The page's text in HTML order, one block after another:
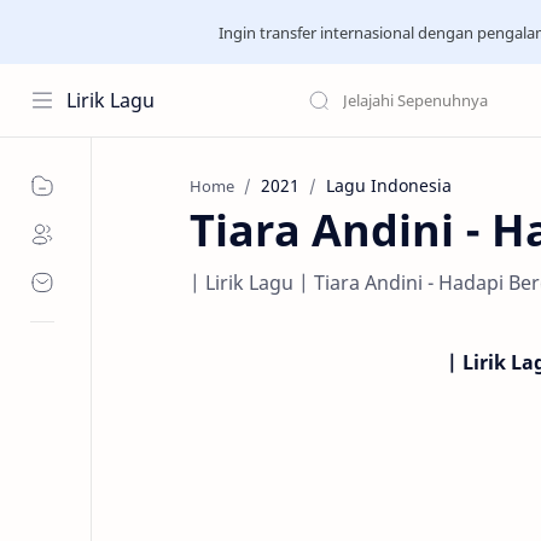
Ingin transfer internasional dengan
Lirik Lagu
Home 2021 Lagu Indonesia
Tiara Andini -
| Lirik Lagu | Tiara Andini - Hadapi
| Lirik